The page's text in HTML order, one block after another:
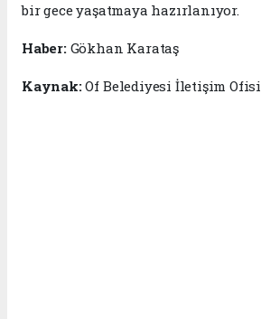
bir gece yaşatmaya hazırlanıyor.
Haber:Gökhan Karataş
Kaynak:Of Belediyesi İletişim Ofisi